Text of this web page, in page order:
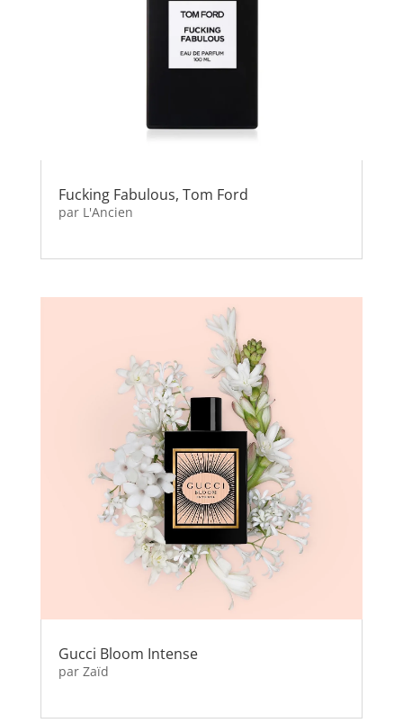
Fucking Fabulous, Tom Ford
par L'Ancien
Gucci Bloom Intense
par Zaïd